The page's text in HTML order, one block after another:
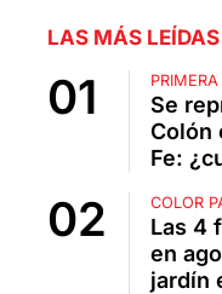
LAS MÁS LEÍDAS
Se
Colón
Fe:
COLOR
Las 4
en
jardín